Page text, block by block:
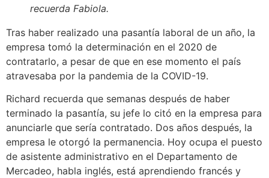
recuerda Fabiola.
Tras haber realizado una pasantía laboral de un año, la
empresa tomó la determinación en el 2020 de
contratarlo, a pesar de que en ese momento el país
atravesaba por la pandemia de la COVID-19.
Richard recuerda que semanas después de haber
terminado la pasantía, su jefe lo citó en la empresa para
anunciarle que sería contratado. Dos años después, la
empresa le otorgó la permanencia. Hoy ocupa el puesto
de asistente administrativo en el Departamento de
Mercadeo, habla inglés, está aprendiendo francés y